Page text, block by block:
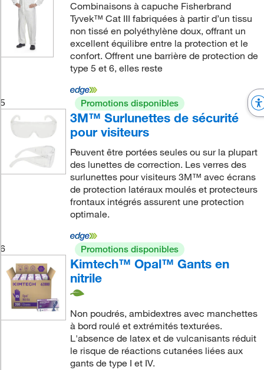
Combinaisons à capuche Fisherbrand
Tyvek™ Cat III fabriquées à partir d’un tissu
non tissé en polyéthylène doux, offrant un
excellent équilibre entre la protection et le
confort. Offrent une barrière de protection de
type 5 et 6, elles reste
5 Promotions disponibles
3M™ Surlunettes de sécurité
pour visiteurs
Peuvent être portées seules ou sur la plupart
des lunettes de correction. Les verres des
surlunettes pour visiteurs 3M™ avec écrans
de protection latéraux moulés et protecteurs
frontaux intégrés assurent une protection
optimale.
6 Promotions disponibles
Kimtech™ Opal™ Gants en
nitrile
Non poudrés, ambidextres avec manchettes
à bord roulé et extrémités texturées.
L'absence de latex et de vulcanisants réduit
le risque de réactions cutanées liées aux
gants de type I et IV.